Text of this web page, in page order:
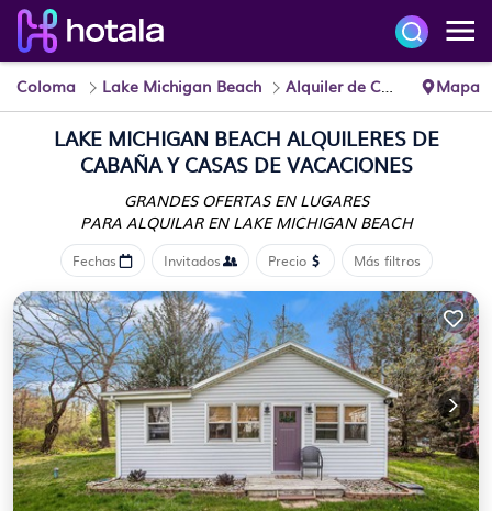
Coloma Lake Michigan Beach Alquiler de Cabañas Mapa
LAKE MICHIGAN BEACH ALQUILERES DE
CABAÑA Y CASAS DE VACACIONES
GRANDES OFERTAS EN LUGARES
PARA ALQUILAR EN LAKE MICHIGAN BEACH
Fechas Invitados Precio Más filtros